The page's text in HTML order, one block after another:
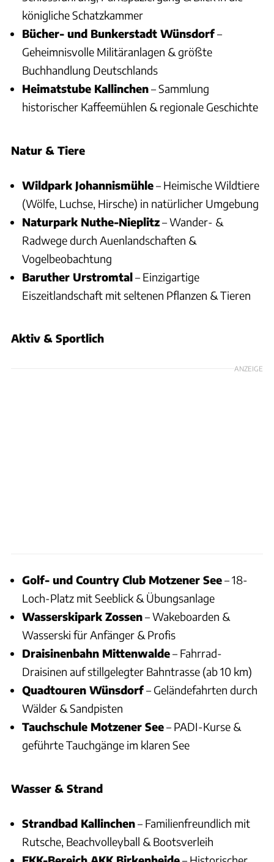
königliche Schatzkammer
Bücher- und Bunkerstadt Wünsdorf–
Geheimnisvolle Militäranlagen & größte
Buchhandlung Deutschlands
Heimatstube Kallinchen– Sammlung
historischer Kaffeemühlen & regionale Geschichte
Natur & Tiere
Wildpark Johannismühle– Heimische Wildtiere
(Wölfe, Luchse, Hirsche) in natürlicher Umgebung
Naturpark Nuthe-Nieplitz– Wander- &
Radwege durch Auenlandschaften &
Vogelbeobachtung
Baruther Urstromtal– Einzigartige
Eiszeitlandschaft mit seltenen Pflanzen & Tieren
Aktiv & Sportlich
ANZEIGE
Golf- und Country Club Motzener See– 18-
Loch-Platz mit Seeblick & Übungsanlage
Wasserskipark Zossen– Wakeboarden &
Wasserski für Anfänger & Profis
Draisinenbahn Mittenwalde– Fahrrad-
Draisinen auf stillgelegter Bahntrasse (ab 10 km)
Quadtouren Wünsdorf– Geländefahrten durch
Wälder & Sandpisten
Tauchschule Motzener See– PADI-Kurse &
geführte Tauchgänge im klaren See
Wasser & Strand
Strandbad Kallinchen– Familienfreundlich mit
Rutsche, Beachvolleyball & Bootsverleih